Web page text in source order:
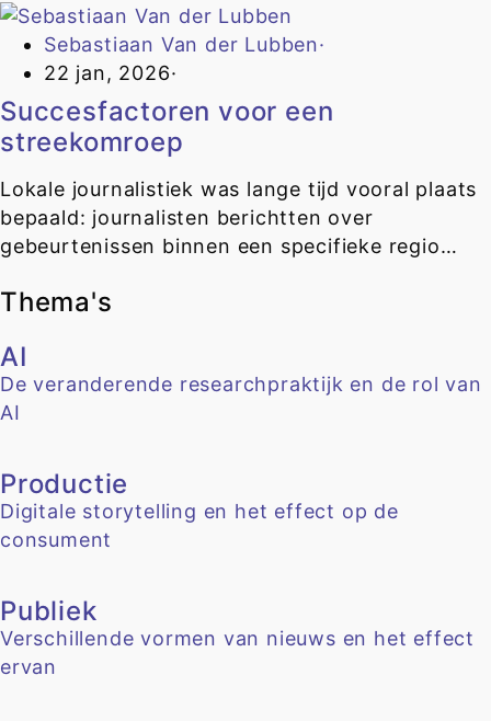
Sebastiaan Van der Lubben·
22 jan, 2026·
Succesfactoren voor een
streekomroep
Lokale journalistiek was lange tijd vooral plaats
bepaald: journalisten berichtten over
gebeurtenissen binnen een specifieke regio…
Thema's
AI
De veranderende researchpraktijk en de rol van
AI
Productie
Digitale storytelling en het effect op de
consument
Publiek
Verschillende vormen van nieuws en het effect
ervan